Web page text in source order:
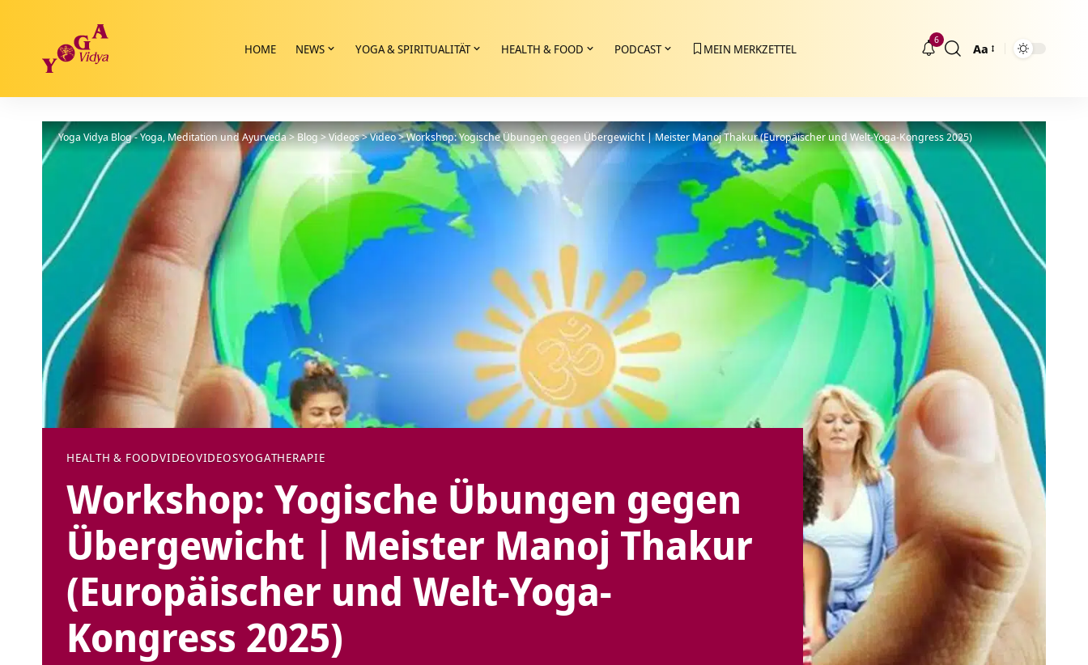
HOME NEWS YOGA & SPIRITUALITÄT HEALTH & FOOD PODCAST MEIN MERKZETTEL
6
Größenänderung
Aa
Yoga Vidya Blog - Yoga, Meditation und Ayurveda>Blog>Videos>Video>Workshop: Yogische Übungen gegen Übergewicht | Meister Manoj Thakur (Europäischer und Welt-Yoga-Kongress 2025)
HEALTH & FOODVIDEOVIDEOSYOGATHERAPIE
Workshop: Yogische Übungen gegen
Übergewicht | Meister Manoj Thakur
(Europäischer und Welt-Yoga-
Kongress 2025)